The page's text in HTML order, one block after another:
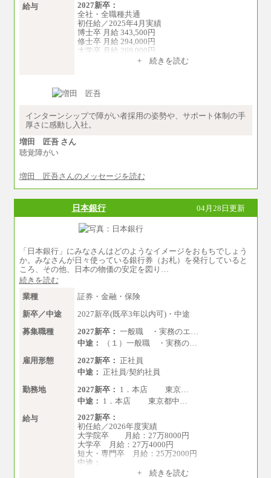
給与
2027新卒：
全社・全職種共通
初任給／2025年4月実績
博士卒 月給 343,500円
修士卒 月給 294,000円
大学卒 月給 269,000円
※試用期間の給与に変更はございません
ます。
円
+ 続きを読む
インターンシップで障がい者採用の姿勢や、サポート体制の手
厚さに感動し入社。
増田 匠吾 さん
聴覚障がい
増田 匠吾さんのメッセージを読む
日本銀行 04月28日更新
「日本銀行」にみなさんはどのようなイメージをおもちでしょう
か。みなさんが日々使っている銀行券（お札）を発行していると
ころ、その他、日本の物価の安定を図り…
続きを読む
業種
証券・金融・保険
新卒／中途
2027新卒(既卒3年以内可)・中途
募集職種
2027新卒： 一般職 ・実務のエ…
中途：
（１）一般職 ・実務の…
雇用形態
2027新卒： 正社員
中途： 正社員/契約社員
勤務地
2027新卒： 1．本店 東京…
中途： 1．本店 東京都中…
給与
2027新卒：
初任給／2026年度実績
大学院卒 月給：27万8000円
大学卒 月給：27万4000円
短大・専門卒 月給：25万2000円
中途：
（１）（２）共通+ 続きを読む